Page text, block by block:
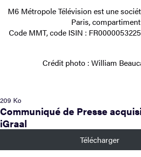
M6 Métropole Télévision est une
Paris,
Code MMT, code ISIN :
Crédit photo : William
209 Ko
Communiqué de Presse
iGraal
Télécharger